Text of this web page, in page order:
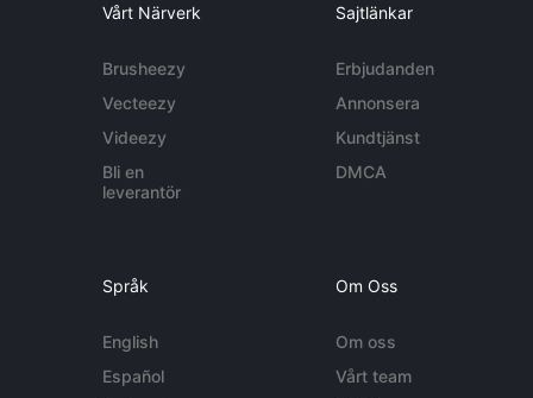
Vårt Närverk
Brusheezy
Vecteezy
Videezy
Bli en
leverantör
Sajtlänkar
Erbjudanden
Annonsera
Kundtjänst
DMCA
Språk
English
Español
Om Oss
Om oss
Vårt team